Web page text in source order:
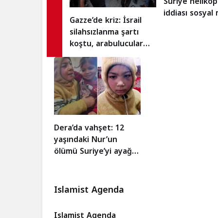
Gazze’de kriz: İsrail
silahsızlanma şartı
koştu, arabulucular
tepkili
iddiası sosyal
Dera’da vahşet: 12
yaşındaki Nur’un
ölümü Suriye’yi ayağa
Islamist Agenda